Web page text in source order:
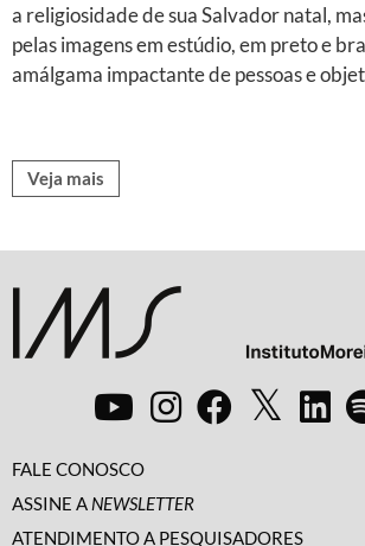
a religiosidade de sua Salvador natal,
pelas imagens em estúdio, em preto e
amálgama impactante de pessoas e
Veja mais
FALE CONOSCO
ASSINE A NEWSLETTER
ATENDIMENTO A PESQUISADORES